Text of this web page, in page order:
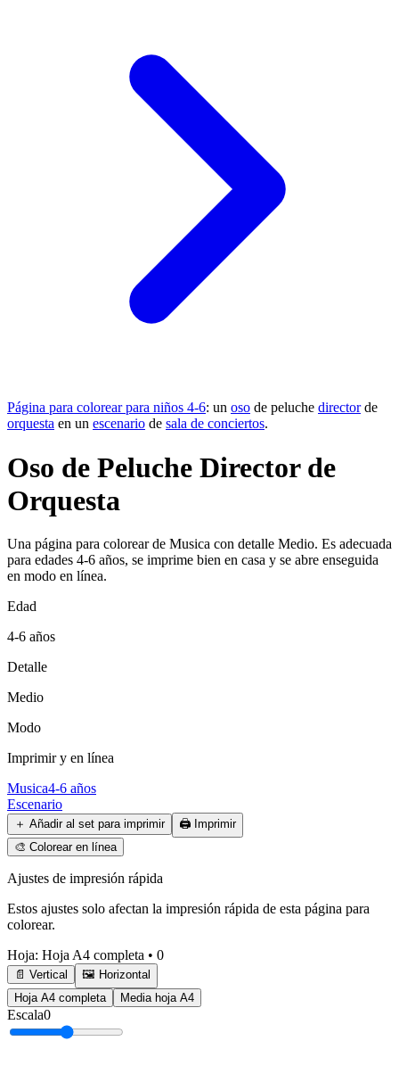
Página para colorear para niños 4-6: un oso de peluche directorde
orquesta en un escenario de sala de conciertos.
Oso de Peluche Director de
Orquesta
Una página para colorear de Musica con detalle Medio. Es adecuada
para edades 4-6 años, se imprime bien en casa y se abre enseguida
en modo en línea.
Edad
4-6 años
Detalle
Medio
Modo
Imprimir y en línea
Musica4-6 años
Escenario
＋ Añadir al set para imprimir 🖨️ Imprimir
🎨 Colorear en línea
Ajustes de impresión rápida
Estos ajustes solo afectan la impresión rápida de esta página para
colorear.
Hoja: Hoja A4 completa • 0
📄 Vertical
🖼️ Horizontal
Hoja A4 completa
Media hoja A4
Escala0